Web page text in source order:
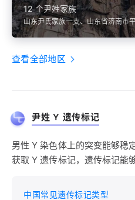
12 个尹姓家族
山东尹氏家族一支、山东省济南市
尹氏、山东淄博新城尹氏、山东滨
查看全部地区
尹姓 Y 遗传标记
男性 Y 染色体上的突变能够稳
获取 Y 遗传标记，遗传标记能
中国常见遗传标记类型